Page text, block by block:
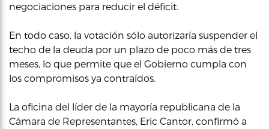
negociaciones para reducir el déficit.
En todo caso, la votación sólo autorizaría suspender el
techo de la deuda por un plazo de poco más de tres
meses, lo que permite que el Gobierno cumpla con
los compromisos ya contraídos.
La oficina del líder de la mayoría republicana de la
Cámara de Representantes, Eric Cantor, confirmó a